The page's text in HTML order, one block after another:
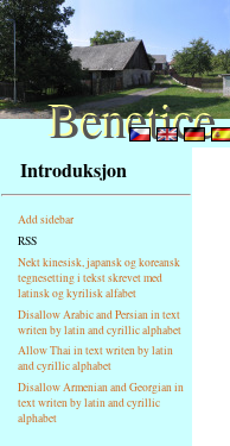
obsah
Klávesové
zkratky
na
tomto
webu
základní
Hlavní
strana
Introduksjon
Add sidebar
RSS
Nekt kinesisk, japansk og koreansk
tegnesetting i tekst skrevet med
latinsk og kyrilisk alfabet
Disallow Arabic and Persian in text
writen by latin and cyrillic alphabet
Allow Thai in text writen by latin
and cyrillic alphabet
Disallow Armenian and Georgian in
text writen by latin and cyrillic
alphabet
Benetice
Benetice